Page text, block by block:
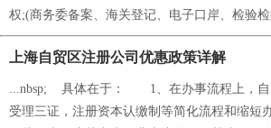
权;(商务委备案、海关登记、电子口岸、检
上海自贸区注册公司优惠政策详解
...nbsp; 具体在于： 1、在办事流程上，自
受理三证，注册资本认缴制等简化流程和缩短